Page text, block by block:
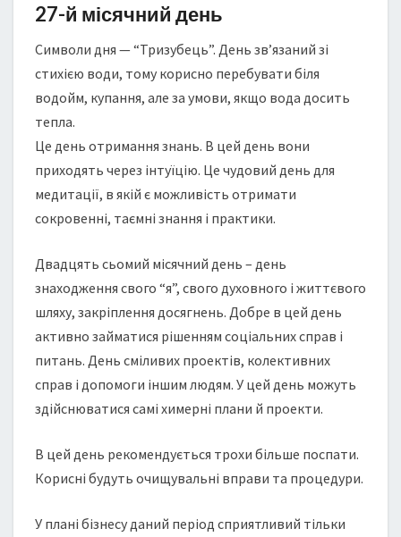
27-й місячний день
Символи дня — “Тризубець”. День зв’язаний зі
стихією води, тому корисно перебувати біля
водойм, купання, але за умови, якщо вода досить
тепла.
Це день отримання знань. В цей день вони
приходять через інтуїцію. Це чудовий день для
медитації, в якій є можливість отримати
сокровенні, таємні знання і практики.
Двадцять сьомий місячний день – день
знаходження свого “я”, свого духовного і життєвого
шляху, закріплення досягнень. Добре в цей день
активно займатися рішенням соціальних справ і
питань. День сміливих проектів, колективних
справ і допомоги іншим людям. У цей день можуть
здійснюватися самі химерні плани й проекти.
В цей день рекомендується трохи більше поспати.
Корисні будуть очищувальні вправи та процедури.
У плані бізнесу даний період сприятливий тільки